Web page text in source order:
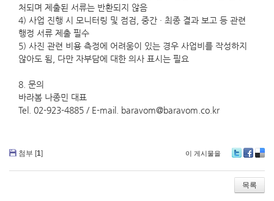
처되며 제출된 서류는 반환되지 않음
4) 사업 진행 시 모니터링 및 점검, 중간 · 최종 결과 보고 등 관련
행정 서류 제출 필수
5) 사진 관련 비용 측정에 어려움이 있는 경우 사업비를 작성하지
않아도 됨, 다만 자부담에 대한 의사 표시는 필요
8. 문의
바라봄 나종민 대표
Tel. 02-923-4885 / E-mail. baravom@baravom.co.kr
첨부 [1] 이 게시물을
wi ce
bo
ok
lici
ou
s
목록